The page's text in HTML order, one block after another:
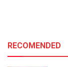
RECOMENDED